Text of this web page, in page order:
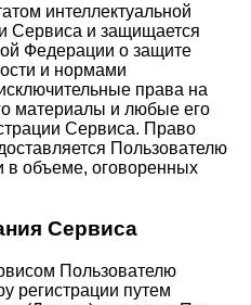
интеллектуальной
Сервиса и защищается
Федерации о защите
и нормами
права на
материалы и любые его
Сервиса. Право
Пользователю
в объеме, оговоренных
Сервиса
Пользователю
регистрации путем